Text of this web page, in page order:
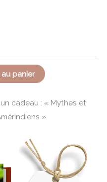
panier
cadeau : « Mythes et
».